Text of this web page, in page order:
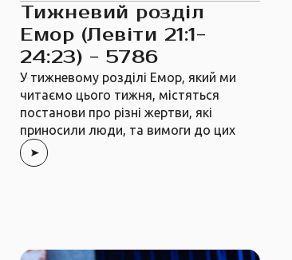
Тижневий розділ
Емор (Левіти 21:1-
24:23) - 5786
У тижневому розділі Емор, який ми
читаємо цього тижня, містяться
постанови про різні жертви, які
приносили люди, та вимоги до цих